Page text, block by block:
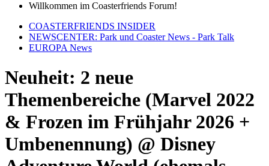
Willkommen im Coasterfriends Forum!
COASTERFRIENDS INSIDER
NEWSCENTER: Park und Coaster News - Park Talk
EUROPA News
Neuheit: 2 neue
Themenbereiche (Marvel 2022
& Frozen im Frühjahr 2026 +
Umbenennung) @ Disney